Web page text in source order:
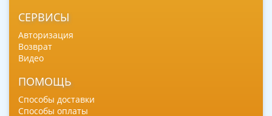
СЕРВИСЫ
Авторизация
Возврат
Видео
ПОМОЩЬ
Способы доставки
Способы оплаты